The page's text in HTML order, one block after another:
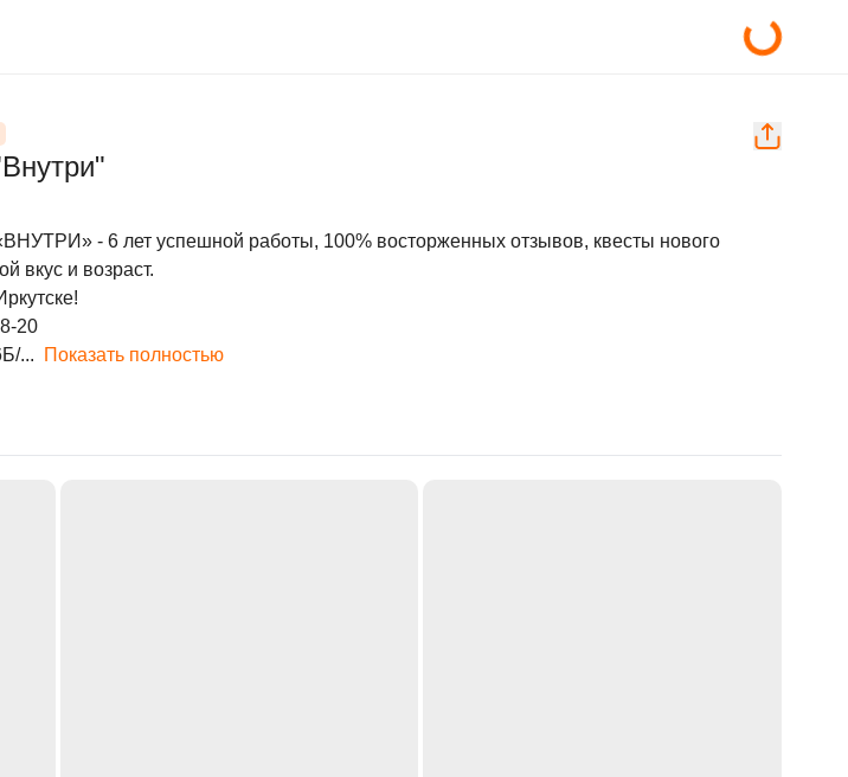
- 6 лет успешной работы, 100% восторженных отзывов, квесты нового
вкус и возраст.
20
... Показать полностью